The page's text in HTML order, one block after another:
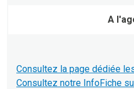
A
Consultez la page dédiée
Consultez notre InfoFiche